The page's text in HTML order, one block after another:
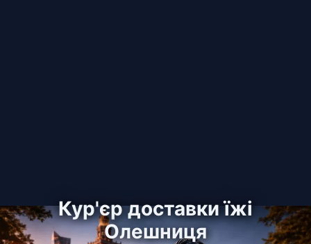
Кур'єр доставки їжі
Олешниця